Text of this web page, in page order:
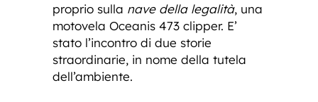
proprio sulla nave della legalità, una
motovela Oceanis 473 clipper. E’
stato l’incontro di due storie
straordinarie, in nome della tutela
dell’ambiente.